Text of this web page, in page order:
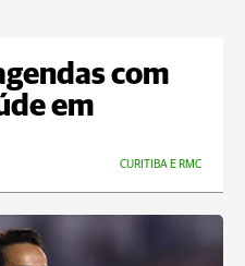
com
em
CURITIBA E RMC